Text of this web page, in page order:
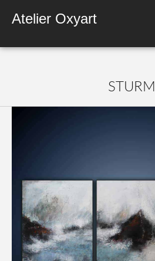
Atelier Oxyart
STURM